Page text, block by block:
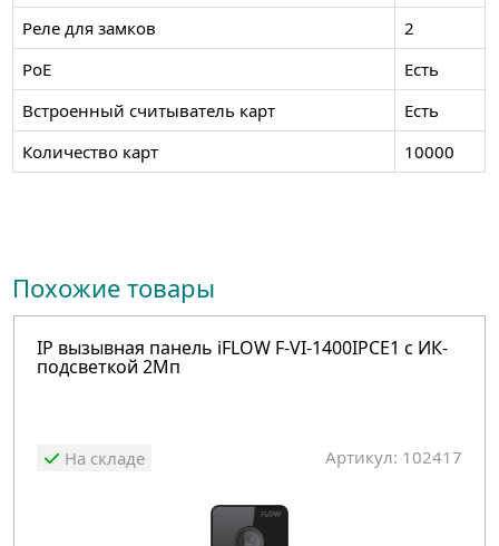
Реле для замков
2
PoE
Есть
Встроенный считыватель карт
Есть
Количество карт
10000
Похожие товары
IP вызывная панель iFLOW F-VI-1400IPCE1 с ИК-
подсветкой 2Мп
На складе Артикул: 102417